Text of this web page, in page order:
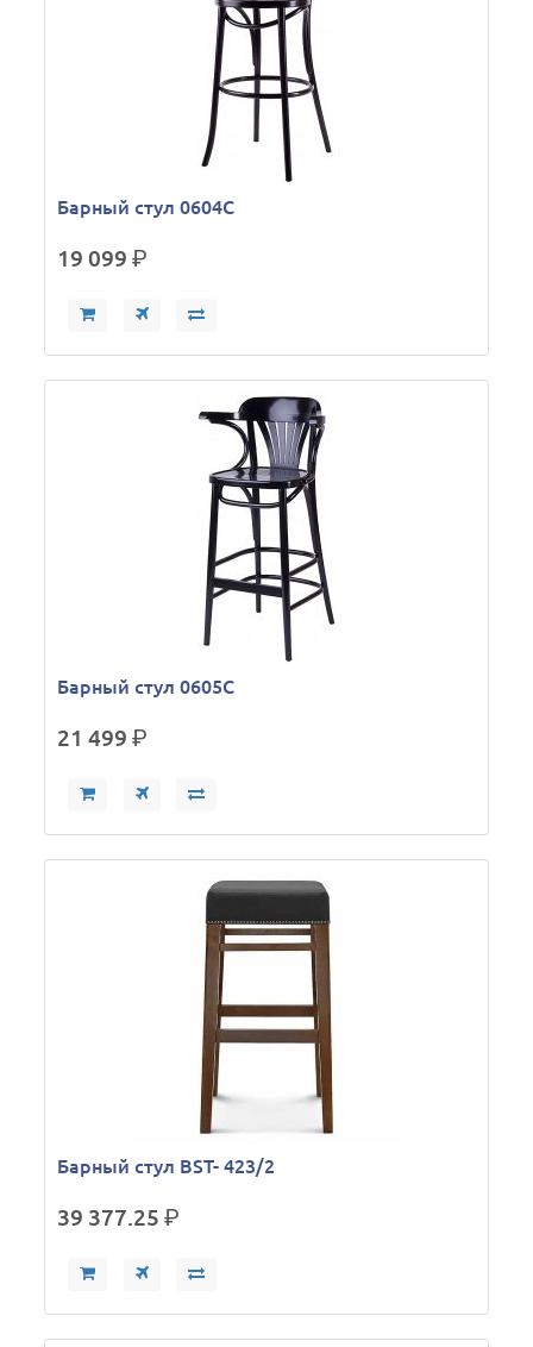
Барный стул 0604C
19 099р.
Барный стул 0605C
21 499р.
Барный стул BST- 423/2
39 377.25р.